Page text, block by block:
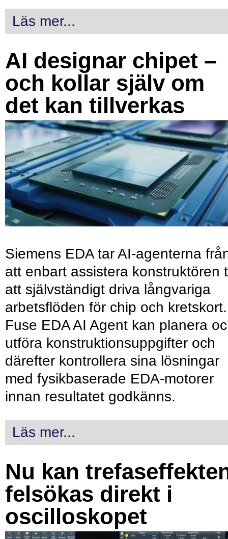
Läs mer...
AI designar chipet –
och kollar själv om
det kan tillverkas
Siemens EDA tar AI-agenterna
att enbart assistera konstruktören
att självständigt driva långvariga
arbetsflöden för chip och kretskort.
Fuse EDA AI Agent kan planera
utföra konstruktionsuppgifter och
därefter kontrollera sina lösningar
med fysikbaserade EDA-motorer
innan resultatet godkänns.
Läs mer...
Nu kan
felsökas direkt i
oscilloskopet